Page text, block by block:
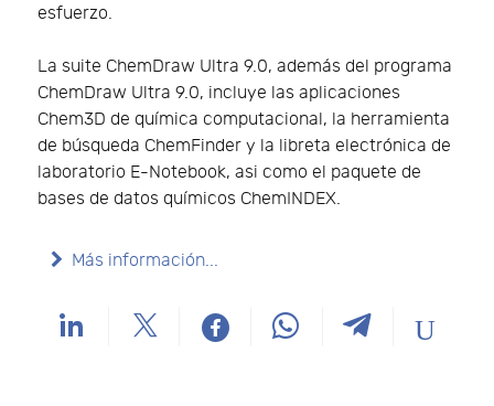
esfuerzo.
La suite ChemDraw Ultra 9.0, además del programa
ChemDraw Ultra 9.0, incluye las aplicaciones
Chem3D de química computacional, la herramienta
de búsqueda ChemFinder y la libreta electrónica de
laboratorio E-Notebook, asi como el paquete de
bases de datos químicos ChemINDEX.
Más información...